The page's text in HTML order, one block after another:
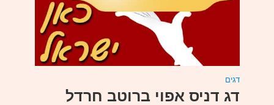
דגים
דג דניס אפוי ברוטב חרדל